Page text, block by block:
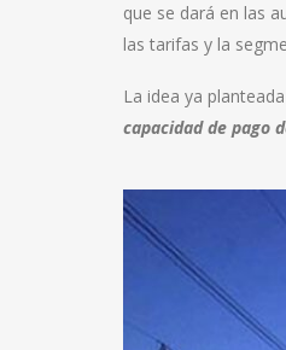
que se dará en las
las tarifas y la
La idea ya
capacidad de pago